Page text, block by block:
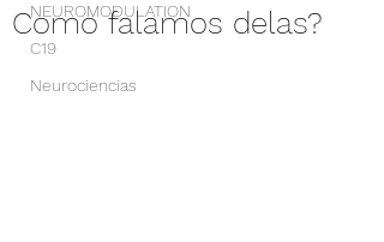
NEUROMODULATION
C19
Neurociencias
Como falamos delas?